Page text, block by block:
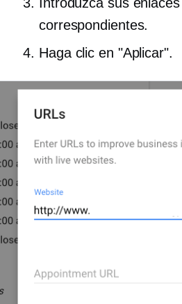
correspondientes.
Haga clic en "Aplicar".